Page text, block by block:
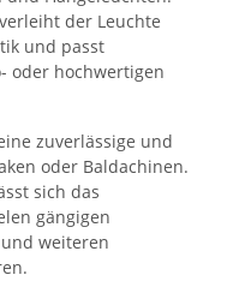
verleiht der Leuchte
und passt
oder hochwertigen
zuverlässige und
oder Baldachinen.
sich das
gängigen
weiteren